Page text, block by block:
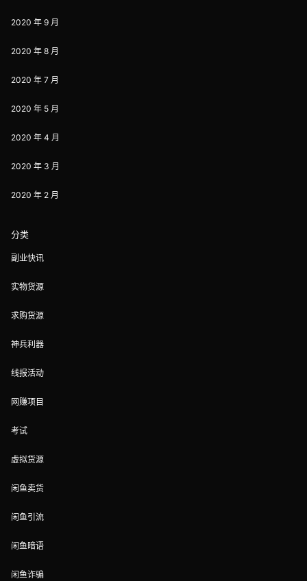
2020 年 9 月
2020 年 8 月
2020 年 7 月
2020 年 5 月
2020 年 4 月
2020 年 3 月
2020 年 2 月
分类
副业快讯
实物货源
求购货源
神兵利器
线报活动
网赚项目
考试
虚拟货源
闲鱼卖货
闲鱼引流
闲鱼暗语
闲鱼诈骗